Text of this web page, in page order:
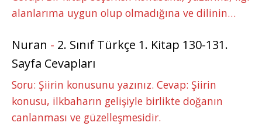
alanlarıma uygun olup olmadığına ve dilinin…
Nuran - 2. Sınıf Türkçe 1. Kitap 130-131.
Sayfa Cevapları
Soru: Şiirin konusunu yazınız. Cevap: Şiirin
konusu, ilkbaharın gelişiyle birlikte doğanın
canlanması ve güzelleşmesidir.